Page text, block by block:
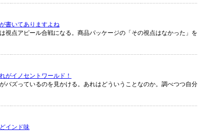
書いてありますよね
視点アピール合戦になる。商品パッケージの「その視点はなかった」を
がイノセントワールド！
バズっているのを見かける。あれはどういうことなのか。調べつつ自分
インド味